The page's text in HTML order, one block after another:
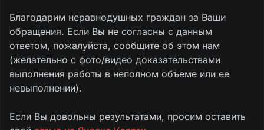
Благодарим неравнодушных граждан за Ваши
обращения. Если Вы не согласны с данным
ответом, пожалуйста, сообщите об этом нам
(желательно с фото/видео доказательствами
выполнения работы в неполном объеме или ее
невыполнении).
Если Вы довольны результатами, просим оставить